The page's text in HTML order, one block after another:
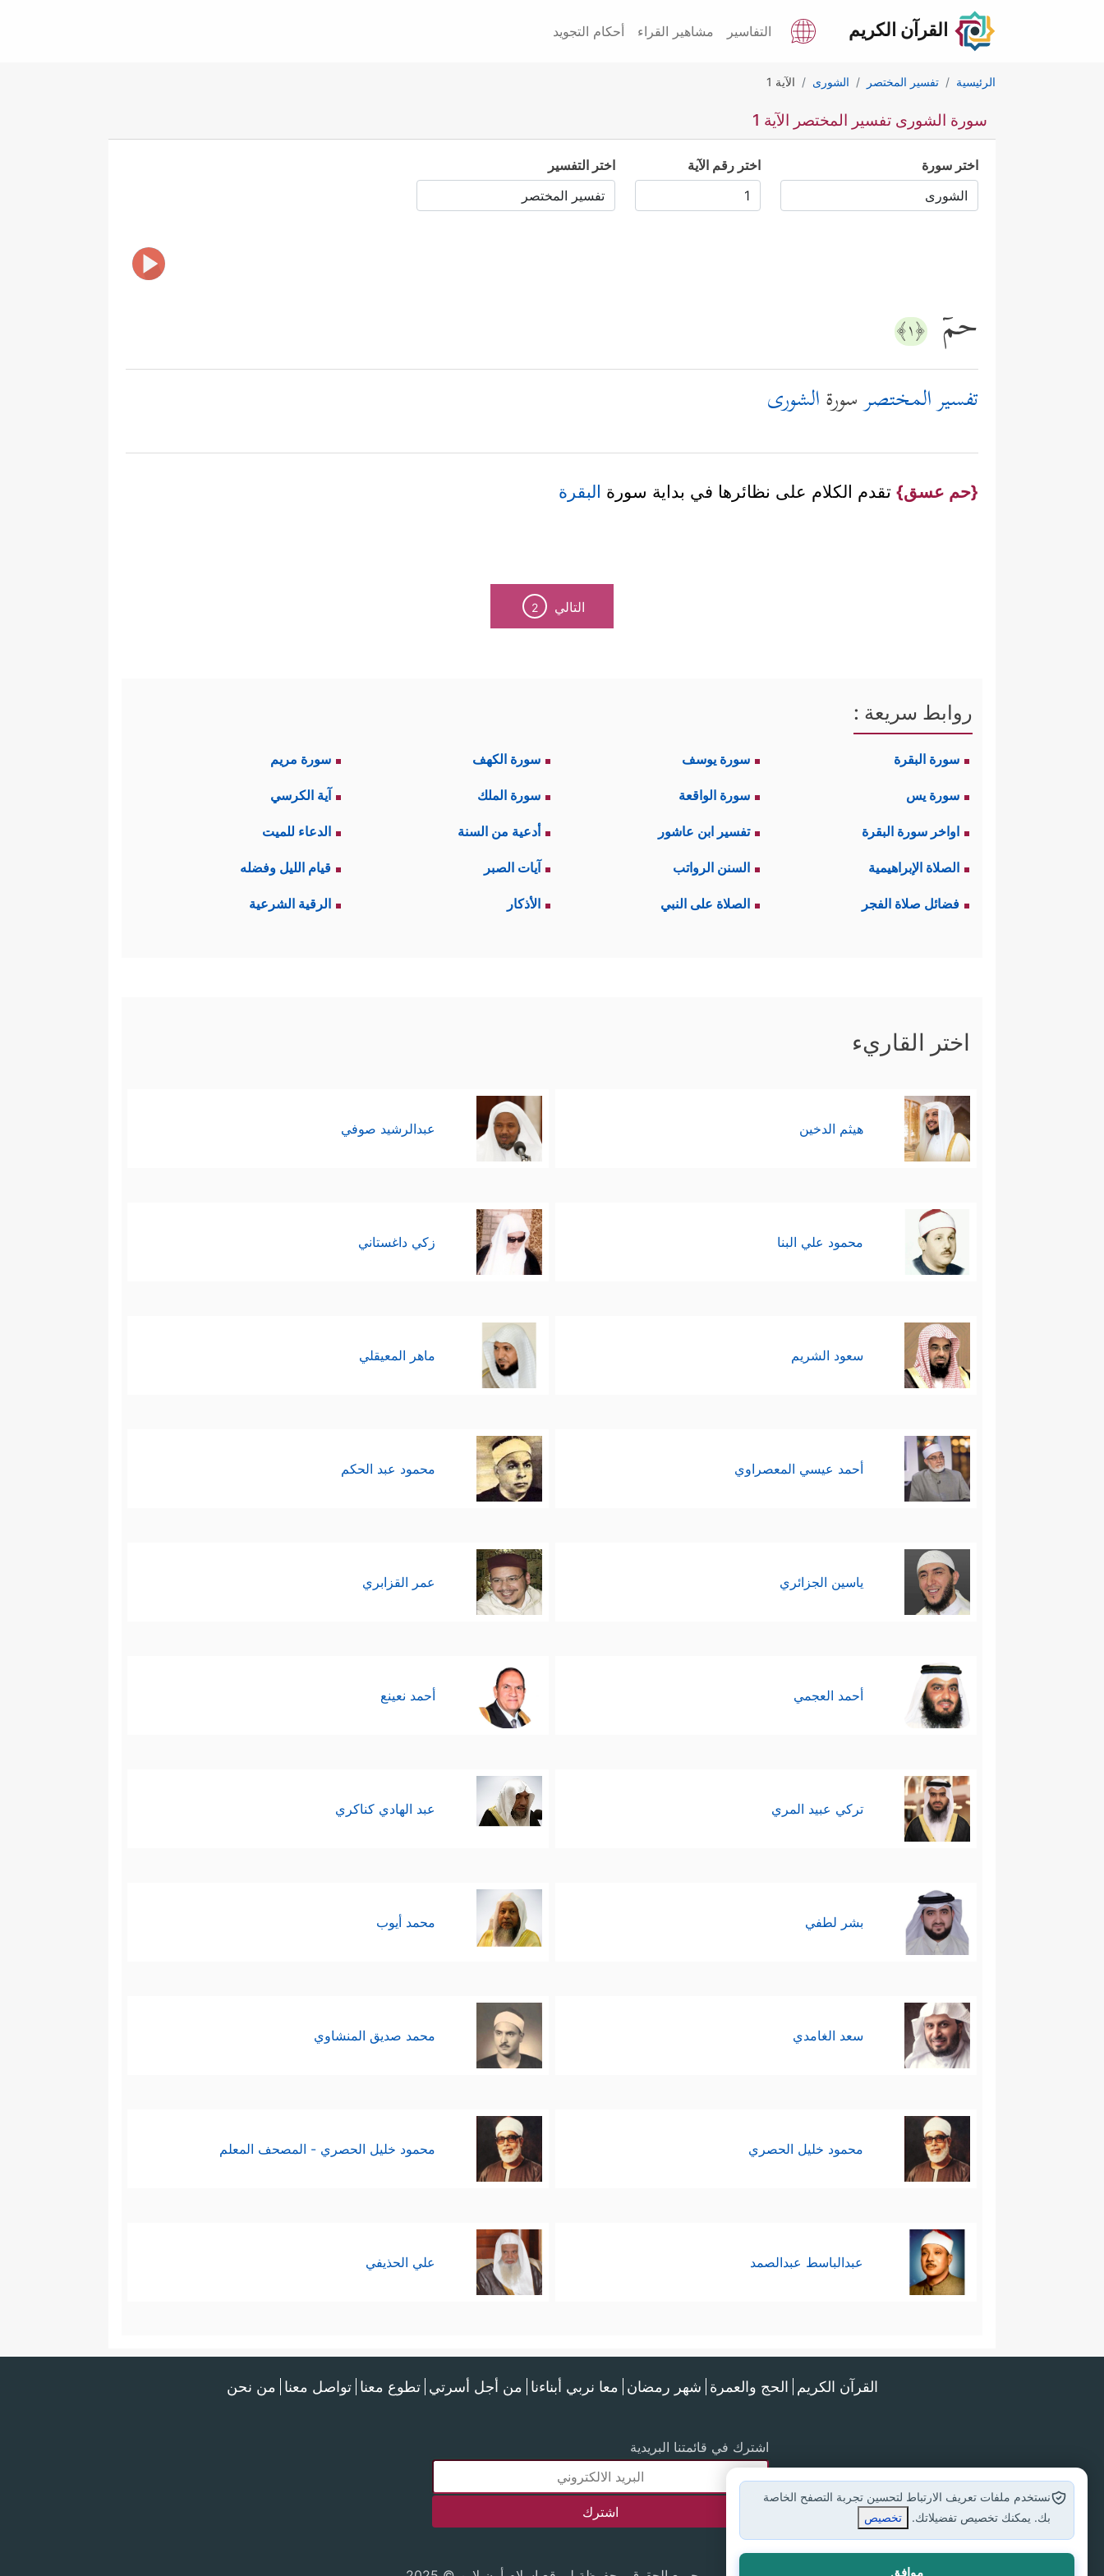
القرآن الكريم التفاسير مشاهير القراء أحكام التجويد
الرئيسية تفسير المختصر الشورى الآية 1
سورة الشورى تفسير المختصر الآية 1
اختر سورة اختر رقم الآية اختر التفسير
حمۤ ﴿١﴾
تفسير المختصرسورةالشورى
{حم عسق} تقدم الكلام على نظائرها في بداية سورة البقرة
التالي 2
روابط سريعة :
سورة البقرة سورة يوسف سورة الكهف سورة مريم
سورة يس سورة الواقعة سورة الملك آية الكرسي
اواخر سورة البقرة تفسير ابن عاشور أدعية من السنة الدعاء للميت
الصلاة الإبراهيمية السنن الرواتب آيات الصبر قيام الليل وفضله
فضائل صلاة الفجر الصلاة على النبي الأذكار الرقية الشرعية
اختر القاريء
هيثم الدخين عبدالرشيد صوفي
محمود علي البنا زكي داغستاني
سعود الشريم ماهر المعيقلي
أحمد عيسي المعصراوي محمود عبد الحكم
ياسين الجزائري عمر القزابري
أحمد العجمي أحمد نعينع
تركي عبيد المري عبد الهادي كناكري
بشر لطفي محمد أيوب
سعد الغامدي محمد صديق المنشاوي
محمود خليل الحصري محمود خليل الحصري - المصحف المعلم
عبدالباسط عبدالصمد علي الحذيفي
القرآن الكريم الحج والعمرة شهر رمضان معا نربي أبناءنا من أجل أسرتي تطوع معنا تواصل معنا من نحن
اشترك في قائمتنا البريدية
نستخدم ملفات تعريف الارتباط لتحسين تجربة التصفح الخاصة
بك. يمكنك تخصيص تفضيلاتك.
تخصيص
موافق